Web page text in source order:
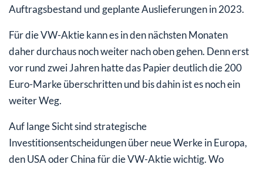
Auftragsbestand und geplante Auslieferungen in 2023.
Für die VW-Aktie kann es in den nächsten Monaten
daher durchaus noch weiter nach oben gehen. Denn erst
vor rund zwei Jahren hatte das Papier deutlich die 200
Euro-Marke überschritten und bis dahin ist es noch ein
weiter Weg.
Auf lange Sicht sind strategische
Investitionsentscheidungen über neue Werke in Europa,
den USA oder China für die VW-Aktie wichtig. Wo